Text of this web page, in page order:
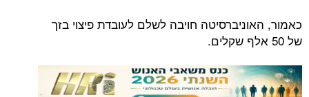
חויבה לשלם לעובדת פיצוי בזך